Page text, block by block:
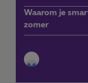
Waarom je
zomer